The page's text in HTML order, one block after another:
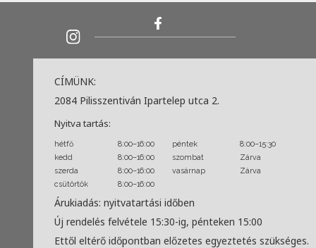
CÍMÜNK:
2084 Pilisszentiván Ipartelep utca 2.
Nyitva tartás:
hétfő 8:00–16:00 péntek
8:00–15:30
kedd
8:00–16:00 szombat
Zárva
szerda
8:00–16:00 vasárnap
Zárva
csütörtök
8:00–16:00
Árukiadás: nyitvatartási időben
Új rendelés felvétele 15:30-ig, pénteken 15:00
Ettől eltérő időpontban előzetes egyeztetés szükséges.